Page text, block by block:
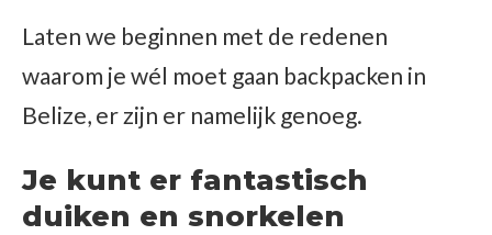
Laten we beginnen met de redenen
waarom je wél moet gaan backpacken in
Belize, er zijn er namelijk genoeg.
Je kunt er fantastisch
duiken en snorkelen